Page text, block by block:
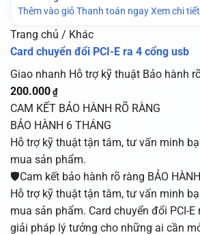
Thêm vào giỏ Thanh toán ngay Xem chi tiết
Trang chủ / Khác
Card chuyển đổi PCI-E ra 4 cổng usb
Giao nhanh Hỗ trợ kỹ thuật Bảo hành
200.000 ₫
CAM KẾT BẢO HÀNH RÕ RÀNG
BẢO HÀNH 6 THÁNG
Hỗ trợ kỹ thuật tận tâm, tư vấn minh
mua sản phẩm.
🛡️Cam kết bảo hành rõ ràng BẢO
Hỗ trợ kỹ thuật tận tâm, tư vấn minh
mua sản phẩm. Card chuyển đổi PCI-E
giải pháp lý tưởng cho những ai cần